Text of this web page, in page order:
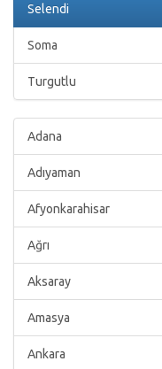
Selendi
Soma
Turgutlu
Adana
Adıyaman
Afyonkarahisar
Ağrı
Aksaray
Amasya
Ankara